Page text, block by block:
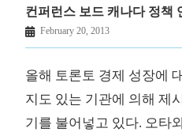
컨퍼런스 보드 캐나다 정책
February 20, 2013
올해 토론토 경제 성장에
지도 있는 기관에 의해 제
기를 불어넣고 있다. 오타